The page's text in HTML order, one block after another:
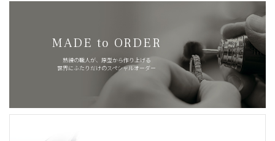
MADE to ORDER
熟練の職人が、原型から作り上げる
世界にふたりだけのスペシャルオーダー